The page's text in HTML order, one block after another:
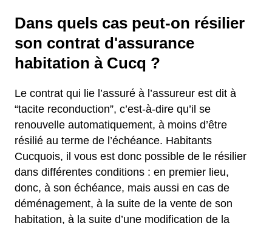
Dans quels cas peut-on résilier
son contrat d'assurance
habitation à Cucq ?
Le contrat qui lie l’assuré à l’assureur est dit à
“tacite reconduction”, c’est-à-dire qu’il se
renouvelle automatiquement, à moins d’être
résilié au terme de l’échéance. Habitants
Cucquois, il vous est donc possible de le résilier
dans différentes conditions : en premier lieu,
donc, à son échéance, mais aussi en cas de
déménagement, à la suite de la vente de son
habitation, à la suite d’une modification de la